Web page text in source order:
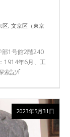
区, 文京区（東京
1号館2階240
1914年6月、工
索記/f
2023年5月31日